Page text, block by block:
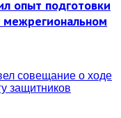
опыт подготовки